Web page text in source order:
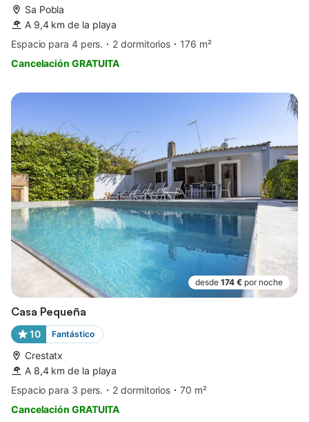
Sa Pobla
A 9,4 km de la playa
Espacio para 4 pers.
2 dormitorios
176 m²
Cancelación GRATUITA
desde 174 € por noche
Casa Pequeña
10 Fantástico
Crestatx
A 8,4 km de la playa
Espacio para 3 pers.
2 dormitorios
70 m²
Cancelación GRATUITA